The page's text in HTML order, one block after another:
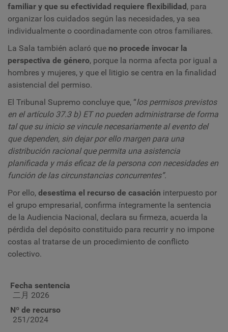
familiar y que su efectividad requiere flexibilidad, para
organizar los cuidados según las necesidades, ya sea
individualmente o coordinadamente con otros familiares.
La Sala también aclaró que no procede invocar la
perspectiva de género, porque la norma afecta por igual a
hombres y mujeres, y que el litigio se centra en la finalidad
asistencial del permiso.
El Tribunal Supremo concluye que, “los permisos previstos
en el artículo 37.3 b) ET no pueden administrarse de forma
tal que su inicio se vincule necesariamente al evento del
que dependen, sin dejar por ello margen para una
distribución racional que permita una asistencia
planificada y más eficaz de la persona con necesidades en
función de las circunstancias concurrentes”.
Por ello, desestima el recurso de casación interpuesto por
el grupo empresarial, confirma íntegramente la sentencia
de la Audiencia Nacional, declara su firmeza, acuerda la
pérdida del depósito constituido para recurrir y no impone
costas al tratarse de un procedimiento de conflicto
colectivo.
Fecha sentencia
二月 2026
Nº de recurso
251/2024